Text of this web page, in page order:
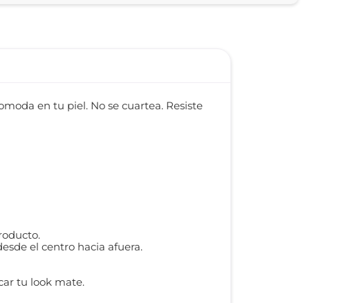
en tu piel. No se cuartea. Resiste
el centro hacia afuera.
tu look mate.